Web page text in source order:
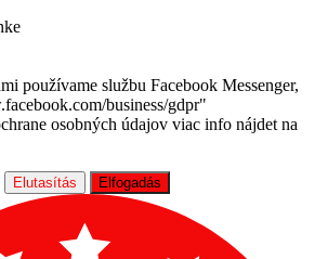
používame službu Facebook Messenger,
business/gdpr"
osobných údajov viac info nájdet na
Elutasítás Elfogadás